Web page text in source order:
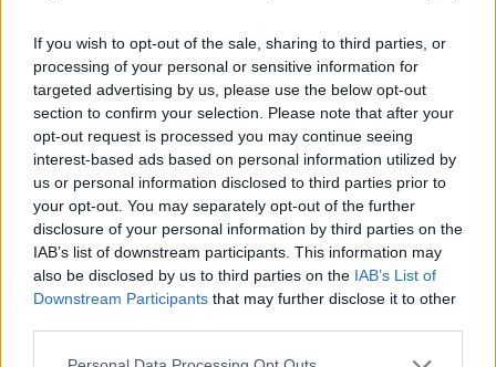
If you wish to opt-out of the sale, sharing to third parties, or
processing of your personal or sensitive information for
targeted advertising by us, please use the below opt-out
section to confirm your selection. Please note that after your
opt-out request is processed you may continue seeing
interest-based ads based on personal information utilized by
us or personal information disclosed to third parties prior to
your opt-out. You may separately opt-out of the further
disclosure of your personal information by third parties on the
IAB’s list of downstream participants. This information may
also be disclosed by us to third parties on the IAB’s List of
Downstream Participants that may further disclose it to other
Provincijoje Jonines atšventusi kaunietė po